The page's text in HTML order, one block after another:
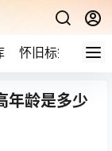
怀旧标签 网
年龄是多少